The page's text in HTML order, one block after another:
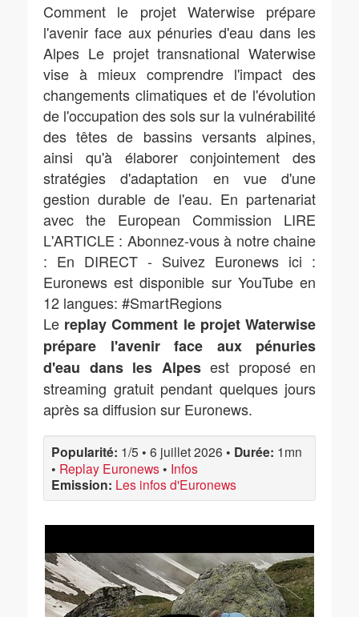
Comment le projet Waterwise prépare
l'avenir face aux pénuries d'eau dans les
Alpes Le projet transnational Waterwise
vise à mieux comprendre l'impact des
changements climatiques et de l'évolution
de l'occupation des sols sur la vulnérabilité
des têtes de bassins versants alpines,
ainsi qu'à élaborer conjointement des
stratégies d'adaptation en vue d'une
gestion durable de l'eau. En partenariat
avec the European Commission LIRE
L'ARTICLE : Abonnez-vous à notre chaine
: En DIRECT - Suivez Euronews ici :
Euronews est disponible sur YouTube en
12 langues: #SmartRegions
Le replay Comment le projet Waterwise
prépare l'avenir face aux pénuries
d'eau dans les Alpesest proposé en
streaming gratuit pendant quelques jours
après sa diffusion sur Euronews.
Popularité: 1/5 • 6 juillet 2026 • Durée: 1mn
• Replay Euronews • Infos
Emission: Les infos d'Euronews